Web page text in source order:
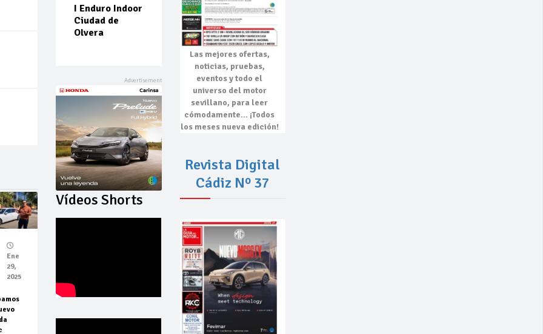
Ene
29,
2025
I Enduro Indoor
Ciudad de
Olvera
Vídeos Shorts
Las mejores ofertas,
noticias, pruebas,
eventosy todo el
universo del motor
sevillano, para leer
cómodamente… ¡Todos
los meses nueva edición!
Revista Digital
Cádiz Nº 37